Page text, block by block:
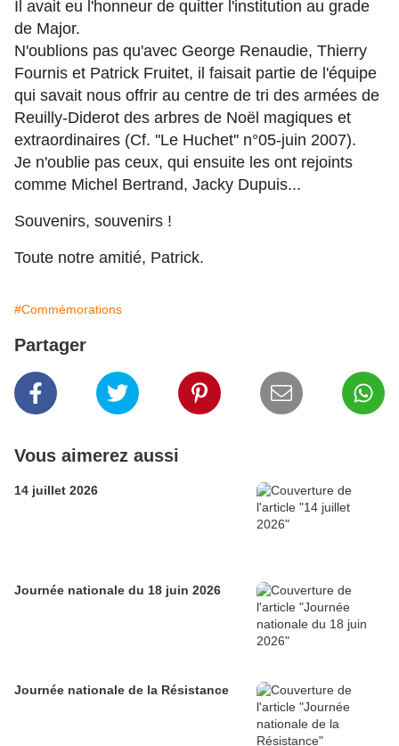
Il avait eu l'honneur de quitter l'institution au grade
de Major.
N'oublions pas qu'avec George Renaudie, Thierry
Fournis et Patrick Fruitet, il faisait partie de l'équipe
qui savait nous offrir au centre de tri des armées de
Reuilly-Diderot des arbres de Noël magiques et
extraordinaires (Cf. ''Le Huchet'' n°05-juin 2007).
Je n'oublie pas ceux, qui ensuite les ont rejoints
comme Michel Bertrand, Jacky Dupuis...
Souvenirs, souvenirs !
Toute notre amitié, Patrick.
#Commémorations
Partager
Vous aimerez aussi
14 juillet 2026
Journée nationale du 18 juin 2026
Journée nationale de la Résistance